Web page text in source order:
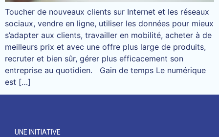
Toucher de nouveaux clients sur Internet et les réseaux
sociaux, vendre en ligne, utiliser les données pour mieux
s’adapter aux clients, travailler en mobilité, acheter à de
meilleurs prix et avec une offre plus large de produits,
recruter et bien sûr, gérer plus efficacement son
entreprise au quotidien. Gain de temps Le numérique
est […]
UNE INITIATIVE